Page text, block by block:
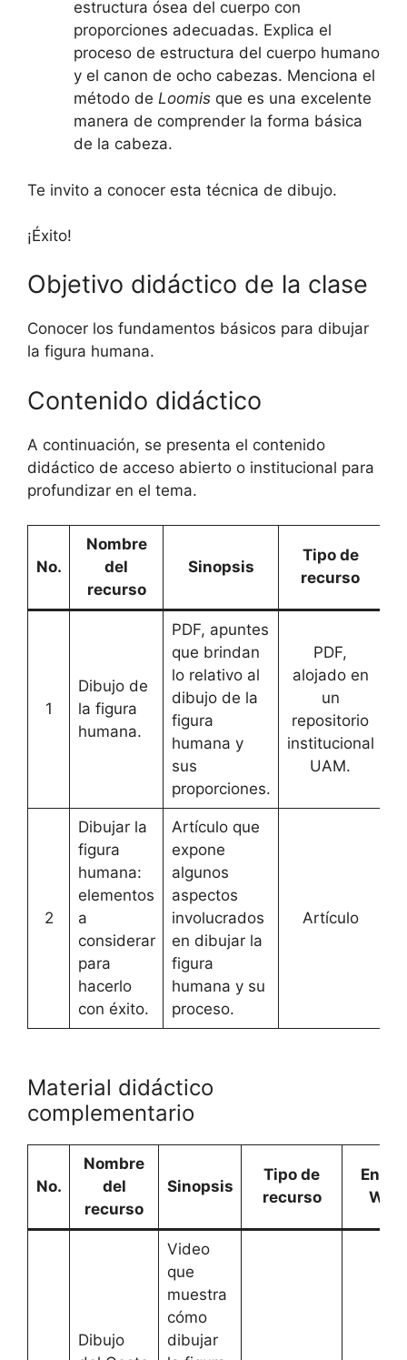
estructura ósea del cuerpo con
proporciones adecuadas. Explica el
proceso de estructura del cuerpo humano
y el canon de ocho cabezas. Menciona el
método de Loomis que es una excelente
manera de comprender la forma básica
de la cabeza.
Te invito a conocer esta técnica de dibujo.
¡Éxito!
Objetivo didáctico de la clase
Conocer los fundamentos básicos para dibujar
la figura humana.
Contenido didáctico
A continuación, se presenta el contenido
didáctico de acceso abierto o institucional para
profundizar en el tema.
No.
Nombre
del
recurso
Sinopsis
Tipo de
recurso
1
Dibujo de
la figura
humana.
PDF, apuntes
que brindan
lo relativo al
dibujo de la
figura
humana y
sus
proporciones.
PDF,
alojado en
un
repositorio
institucional
UAM.
2
Dibujar la
figura
humana:
elementos
a
considerar
para
hacerlo
con éxito.
Artículo que
expone
algunos
aspectos
involucrados
en dibujar la
figura
humana y su
proceso.
Artículo
Material didáctico
complementario
No.
Nombre
del
recurso
Sinopsis
Tipo de
recurso
Web
Dibujo
Video
que
muestra
cómo
dibujar